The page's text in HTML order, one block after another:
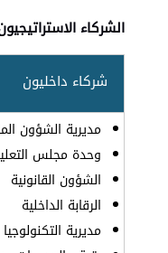
الشركاء
شركاء داخليون
مديرية الشؤون
وحدة مجلس
الشؤون القانونية
الرقابة الداخلية
مديرية التكنولوجيا